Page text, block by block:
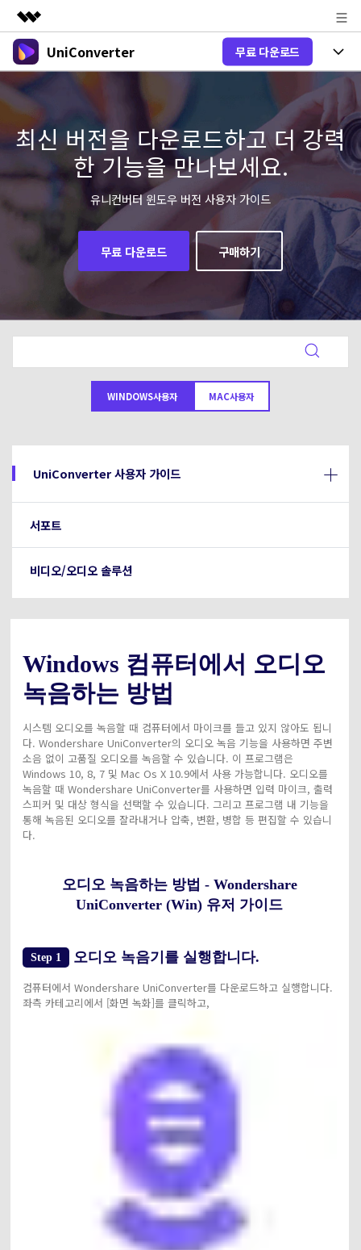
주요 제품
AIGC 크리에이티비티
유틸리티
비즈니스
솔루션
회사 소개
뉴스룸
플랜 및 가격
도움말 센터
UniConverter 무료 다운로드
제품 선택
올인원 미디어 툴박스
유니컨버터-윈도우 버전
제품 기능
음성 텍스트 변환
음성/동영상을 텍스트로 빠르고 정확
하게 변환하세요.
New
동영상 변환
업그레이드된 뛰어난 지능형 변환 프로
Hot
온라인 도구
온라인 오디오 편집기
오디오 변환
New
온라인 영상 편집기
동영상 변환
Hot
V17 업그레이드
블로그
DVD / CD 사용자
DVD 변환
New
Hot
DVD / CD 사용자
카메라 사용자
무비 사용자
더 많은 솔루션 알아보기
가이드
지원되는 형식, 장치 및 GPU의 전체 목록.
새로운 정보
온라인으로 시작하기
search
최신 버전을 다운로드하고 더 강력
한 기능을 만나보세요.
유니컨버터 윈도우 버전 사용자 가이드
무료 다운로드 구매하기
WINDOWS사용자 MAC사용자
UniConverter 사용자 가이드
서포트
비디오/오디오 솔루션
Windows 컴퓨터에서 오디오
녹음하는 방법
시스템 오디오를 녹음할 때 컴퓨터에서 마이크를 들고 있지 않아도 됩니
다. Wondershare UniConverter의 오디오 녹음 기능을 사용하면 주변
소음 없이 고품질 오디오를 녹음할 수 있습니다. 이 프로그램은
Windows 10, 8, 7 및 Mac Os X 10.9에서 사용 가능합니다. 오디오를
녹음할 때 Wondershare UniConverter를 사용하면 입력 마이크, 출력
스피커 및 대상 형식을 선택할 수 있습니다. 그리고 프로그램 내 기능을
통해 녹음된 오디오를 잘라내거나 압축, 변환, 병합 등 편집할 수 있습니
다.
오디오 녹음하는 방법 - Wondershare
UniConverter (Win) 유저 가이드
Step 1 오디오 녹음기를 실행합니다.
컴퓨터에서 Wondershare UniConverter를 다운로드하고 실행합니다.
좌측 카테고리에서 [화면 녹화]를 클릭하고,